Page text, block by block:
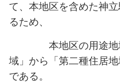
て、本地区を含めた神
るため、
本地区の用途地域
域」から「第二種住居
である。